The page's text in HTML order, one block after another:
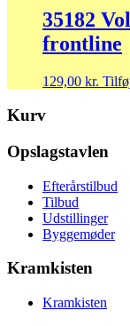
35182
frontline
129,00 kr.
Kurv
Opslagstavlen
Efterårstilbud
Tilbud
Udstillinger
Byggemøder
Kramkisten
Kramkisten